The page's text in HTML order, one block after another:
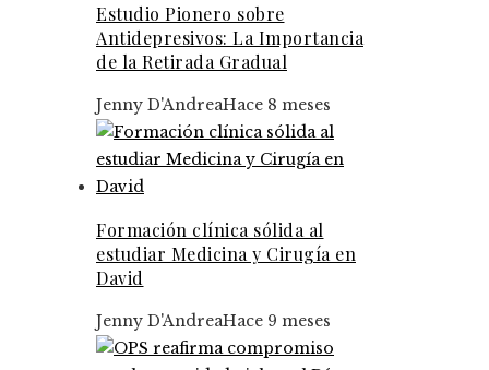
Estudio Pionero sobre
Antidepresivos: La Importancia
de la Retirada Gradual
Jenny D'AndreaHace 8 meses
Formación clínica sólida al
estudiar Medicina y Cirugía en
David
Jenny D'AndreaHace 9 meses